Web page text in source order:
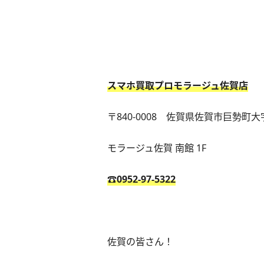
スマホ買取プロモラージュ佐賀店
〒840-0008 佐賀県佐賀市巨勢町大
モラージュ佐賀 南館 1F
☎0952-97-5322
佐賀の皆さん！